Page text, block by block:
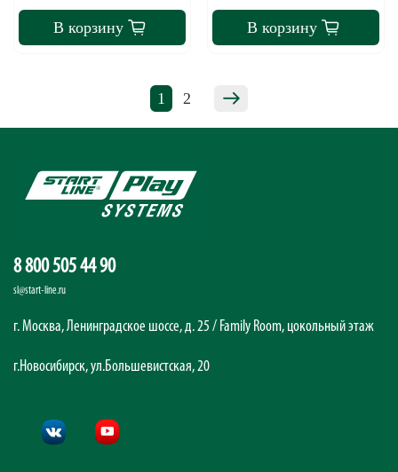
В корзину В корзину
1 2
8 800 505 44 90
sl@start-line.ru
г. Москва, Ленинградское шоссе, д. 25 / Family Room, цокольный этаж
г.Новосибирск, ул.Большевистская, 20